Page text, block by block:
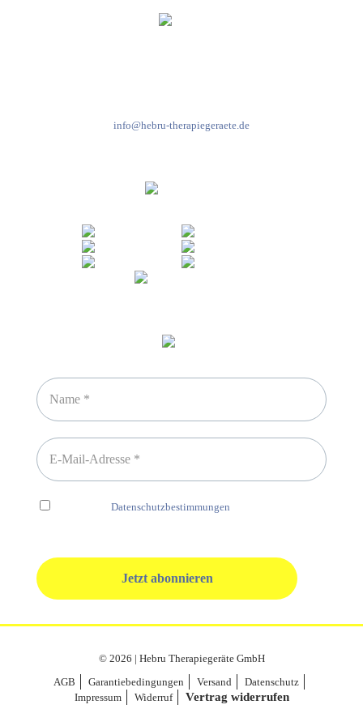
info@hebru-therapiegeraete.de
Datenschutzbestimmungen
© 2026 | Hebru Therapiegeräte GmbH
AGB
Garantiebedingungen Versand
Datenschutz
Impressum
Widerruf Vertrag widerrufen